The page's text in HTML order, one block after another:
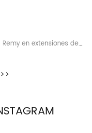
Cinta Remy en extensiones de colores.
>>